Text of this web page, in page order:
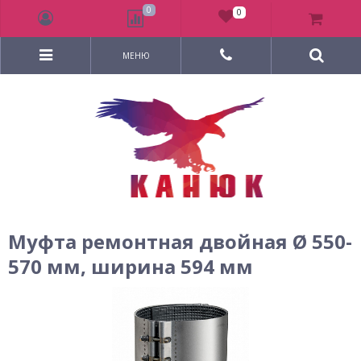
МЕНЮ
Муфта ремонтная двойная Ø 550-
570 мм, ширина 594 мм
0 0